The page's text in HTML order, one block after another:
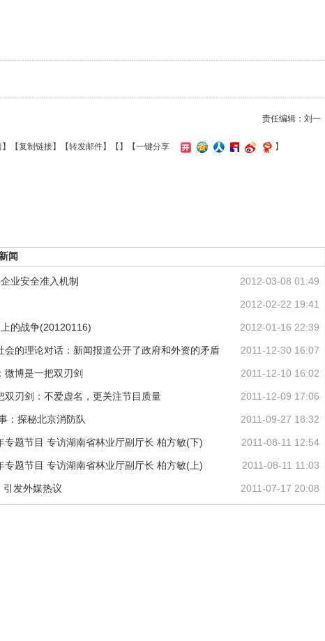
责任编辑：刘一
】【复制链接】【转发邮件】【 】 【一键分享 】
闻
2012-03-08 01:49
业安全准入机制
2012-02-22 19:41
2012-01-16 22:39
的战争(20120116)
2011-12-30 16:07
会的理论对话：新闻报道公开了政府和外资的矛盾
2011-12-10 16:02
微博是一把双刃剑
2011-12-09 17:06
双刃剑：不爱虚名，更关注节目质量
2011-09-27 18:32
：探秘北京消防队
2011-08-11 12:54
专题节目 专访湖南省林业厅副厅长 柏方敏(下)
2011-08-11 11:03
专题节目 专访湖南省林业厅副厅长 柏方敏(上)
2011-07-17 20:08
引发外媒热议